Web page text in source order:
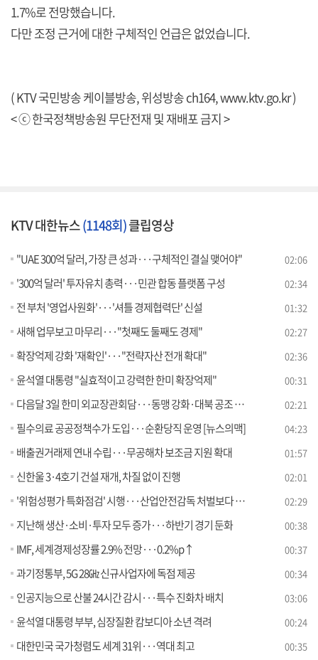
1.7%로 전망했습니다.
다만 조정 근거에 대한 구체적인 언급은 없었습니다.
( KTV 국민방송 케이블방송, 위성방송 ch164,www.ktv.go.kr)
< ⓒ 한국정책방송원 무단전재 및 재배포 금지 >
KTV 대한뉴스(1148회)클립영상
"UAE 300억 달러, 가장 큰 성과···구체적인 결실 맺어야" 02:06
'300억 달러' 투자유치 총력···민관 합동 플랫폼 구성 02:34
전 부처 '영업사원화'···'셔틀 경제협력단' 신설 01:32
새해 업무보고 마무리···"첫째도 둘째도 경제" 02:27
확장억제 강화 '재확인'···"전략자산 전개 확대" 02:36
윤석열 대통령 "실효적이고 강력한 한미 확장억제" 00:31
다음달 3일 한미 외교장관회담···동맹 강화·대북 공조 논의 02:21
필수의료 공공정책수가 도입···순환당직 운영 [뉴스의맥] 04:23
배출권거래제 연내 수립···무공해차 보조금 지원 확대 01:57
신한울 3·4호기 건설 재개, 차질 없이 진행 02:01
'위험성평가 특화점검' 시행···산업안전감독 처벌보다 예방 02:29
지난해 생산·소비·투자 모두 증가···하반기 경기 둔화 00:38
IMF, 세계경제성장률 2.9% 전망···0.2%p↑ 00:37
과기정통부, 5G 28㎓ 신규사업자에 독점 제공 00:34
인공지능으로 산불 24시간 감시···특수 진화차 배치 03:06
윤석열 대통령 부부, 심장질환 캄보디아 소년 격려 00:24
대한민국 국가청렴도 세계 31위···역대 최고 00:35